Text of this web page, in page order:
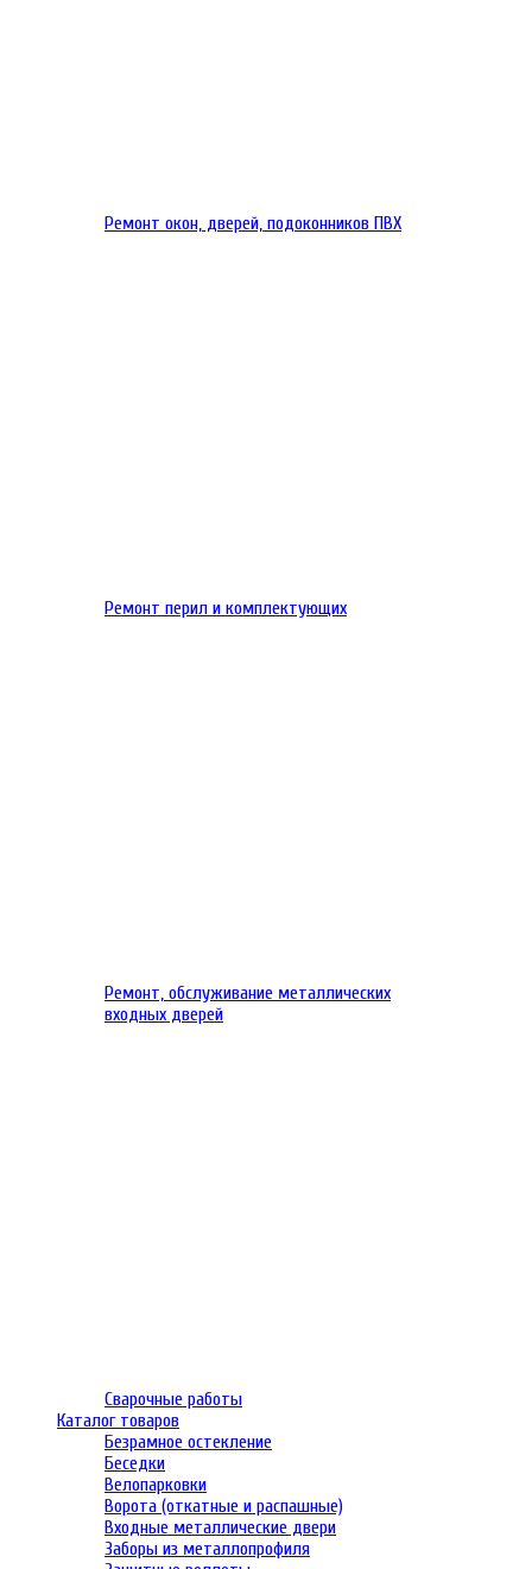
Ремонт окон, дверей, подоконников ПВХ
Ремонт перил и комплектующих
Ремонт, обслуживание металлических
входных дверей
Сварочные работы
Каталог товаров
Безрамное остекление
Беседки
Велопарковки
Ворота (откатные и распашные)
Входные металлические двери
Заборы из металлопрофиля